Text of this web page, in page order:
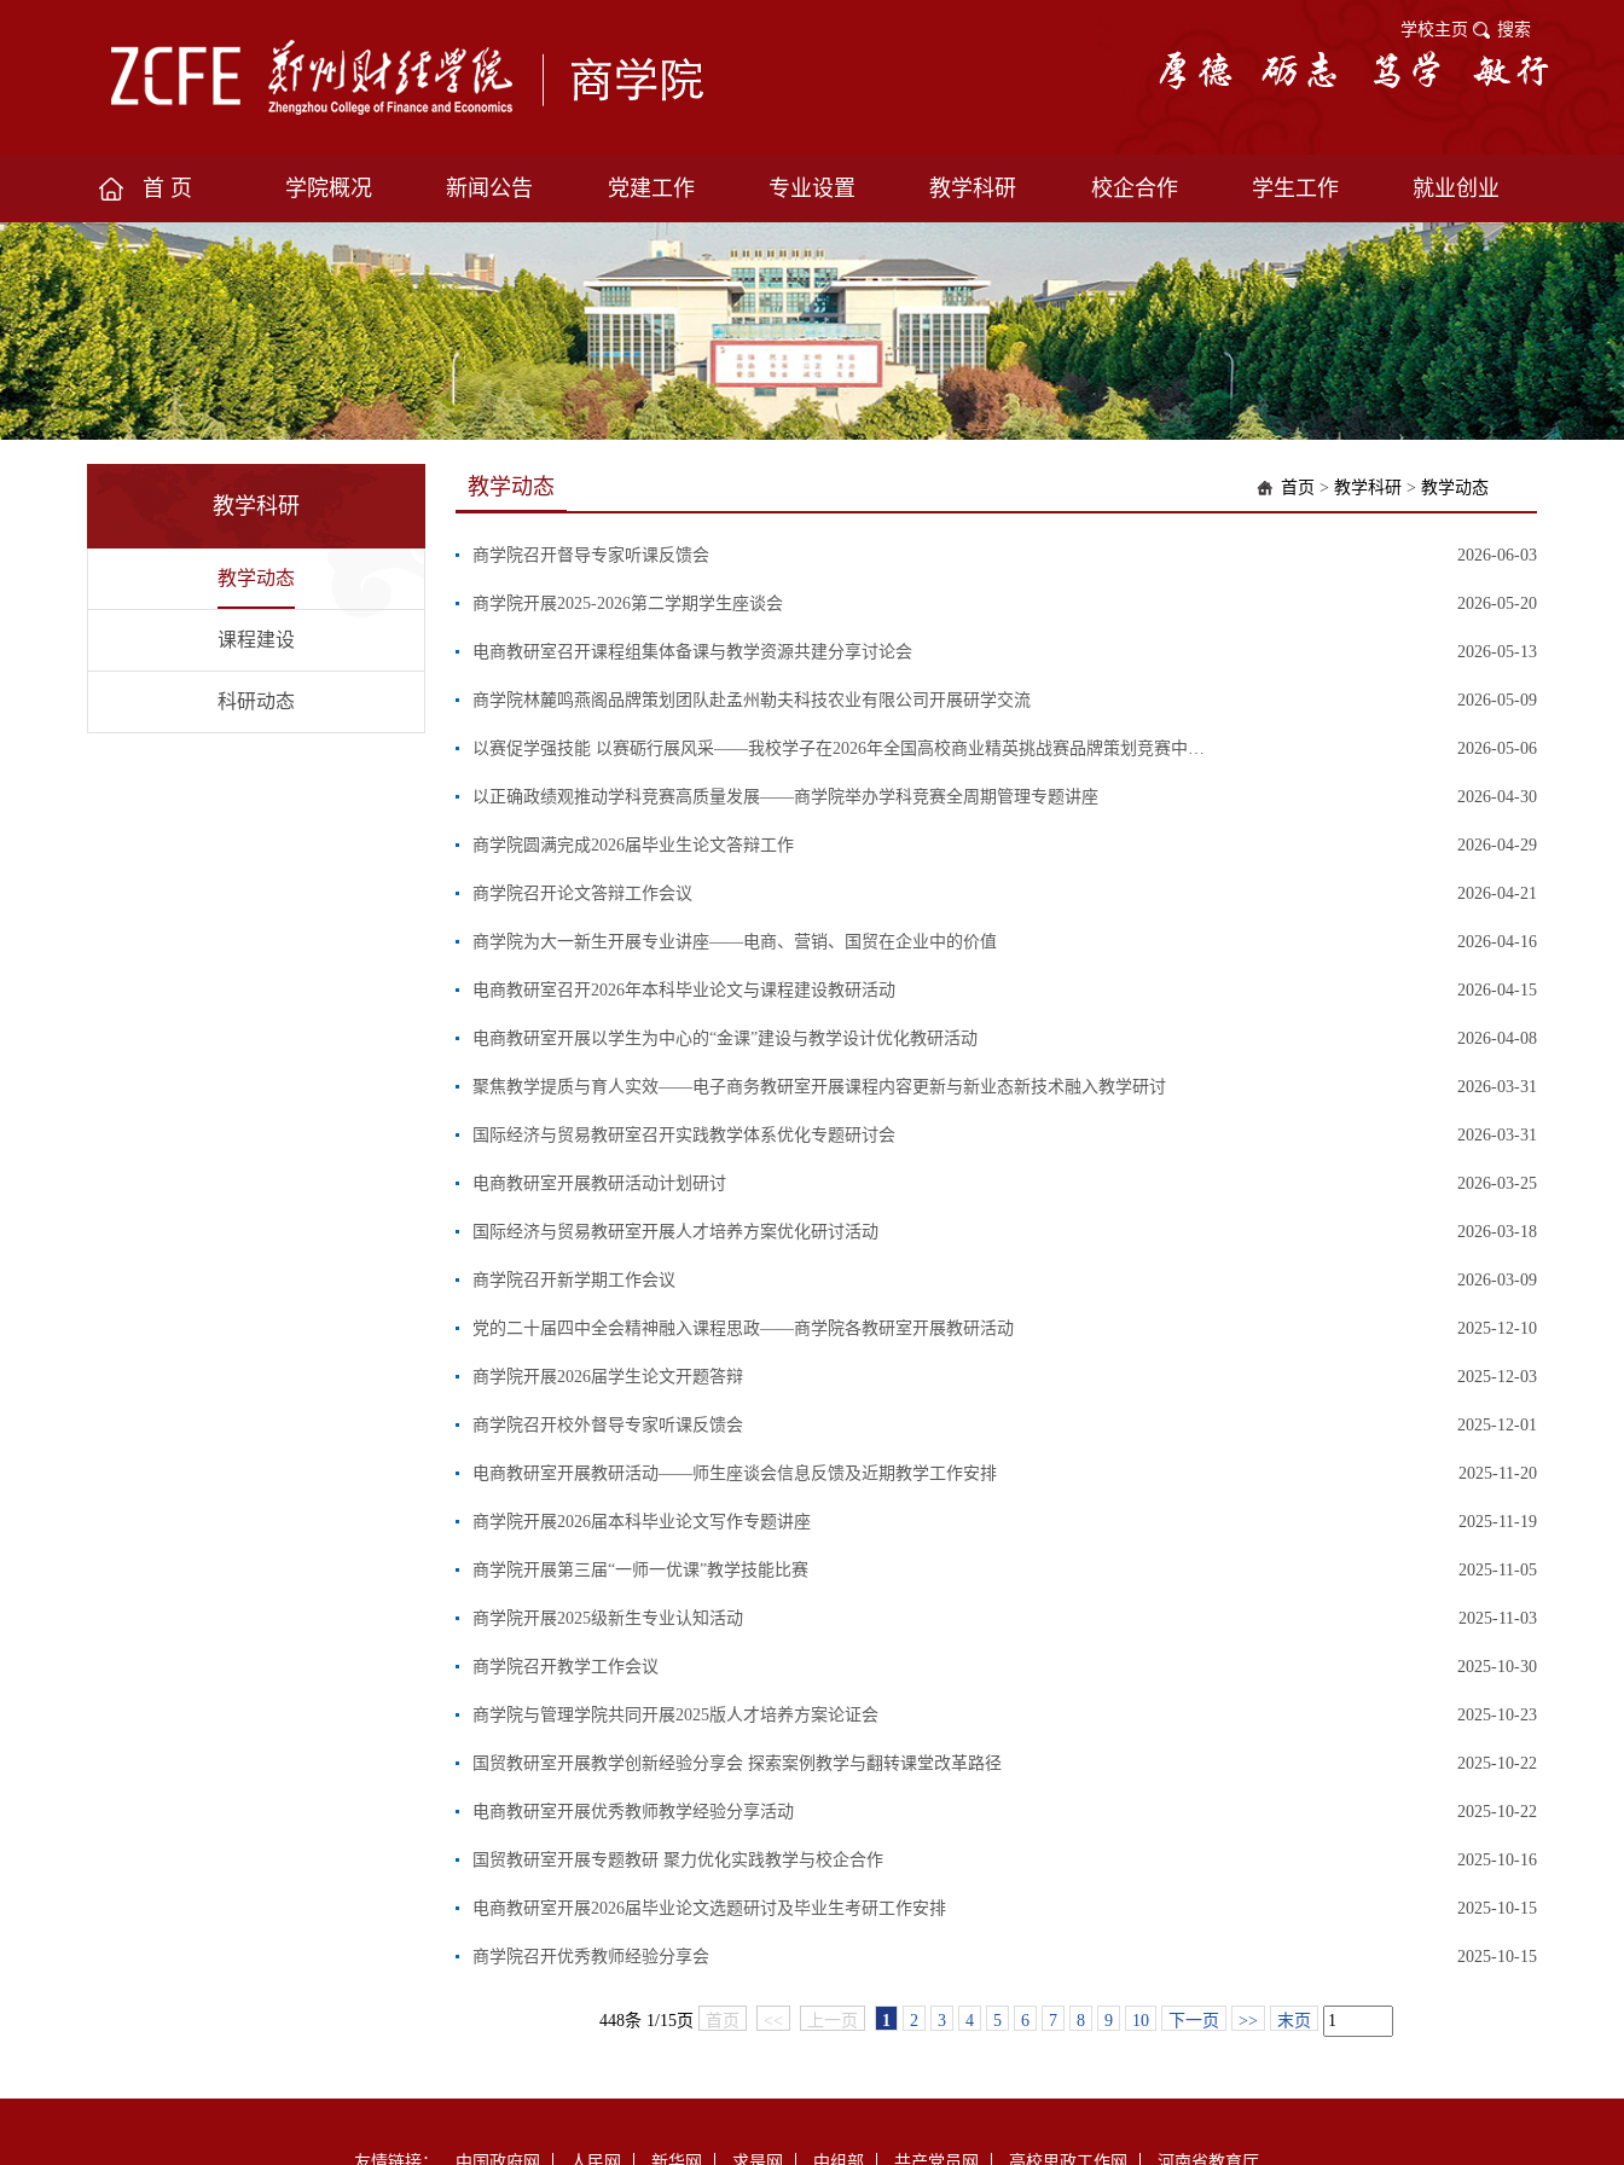
学校主页 搜索
首 页 学院概况 新闻公告 党建工作 专业设置 教学科研 校企合作 学生工作 就业创业
教学科研
教学动态
课程建设
科研动态
教学动态 首页 > 教学科研 > 教学动态
商学院召开督导专家听课反馈会 2026-06-03
商学院开展2025-2026第二学期学生座谈会 2026-05-20
电商教研室召开课程组集体备课与教学资源共建分享讨论会 2026-05-13
商学院林麓鸣燕阁品牌策划团队赴孟州勒夫科技农业有限公司开展研学交流 2026-05-09
以赛促学强技能 以赛砺行展风采——我校学子在2026年全国高校商业精英挑战赛品牌策划竞赛中斩获佳绩 2026-05-06
以正确政绩观推动学科竞赛高质量发展——商学院举办学科竞赛全周期管理专题讲座 2026-04-30
商学院圆满完成2026届毕业生论文答辩工作 2026-04-29
商学院召开论文答辩工作会议 2026-04-21
​商学院为大一新生开展专业讲座——电商、营销、国贸在企业中的价值 2026-04-16
电商教研室召开2026年本科毕业论文与课程建设教研活动 2026-04-15
电商教研室开展以学生为中心的“金课”建设与教学设计优化教研活动 2026-04-08
聚焦教学提质与育人实效——电子商务教研室开展课程内容更新与新业态新技术融入教学研讨 2026-03-31
​国际经济与贸易教研室召开实践教学体系优化专题研讨会 2026-03-31
电商教研室开展教研活动计划研讨 2026-03-25
​国际经济与贸易教研室开展人才培养方案优化研讨活动 2026-03-18
商学院召开新学期工作会议 2026-03-09
党的二十届四中全会精神融入课程思政——商学院各教研室开展教研活动 2025-12-10
商学院开展2026届学生论文开题答辩 2025-12-03
商学院召开校外督导专家听课反馈会 2025-12-01
电商教研室开展教研活动——师生座谈会信息反馈及近期教学工作安排 2025-11-20
商学院开展2026届本科毕业论文写作专题讲座 2025-11-19
商学院开展第三届“一师一优课”教学技能比赛 2025-11-05
商学院开展2025级新生专业认知活动 2025-11-03
商学院召开教学工作会议 2025-10-30
商学院与管理学院共同开展2025版人才培养方案论证会 2025-10-23
国贸教研室开展教学创新经验分享会 探索案例教学与翻转课堂改革路径 2025-10-22
电商教研室开展优秀教师教学经验分享活动 2025-10-22
国贸教研室开展专题教研 聚力优化实践教学与校企合作 2025-10-16
电商教研室开展2026届毕业论文选题研讨及毕业生考研工作安排 2025-10-15
商学院召开优秀教师经验分享会 2025-10-15
448条 1/15页 首页 << 上一页 1 2 3 4 5 6 7 8 9 10 下一页 >> 末页